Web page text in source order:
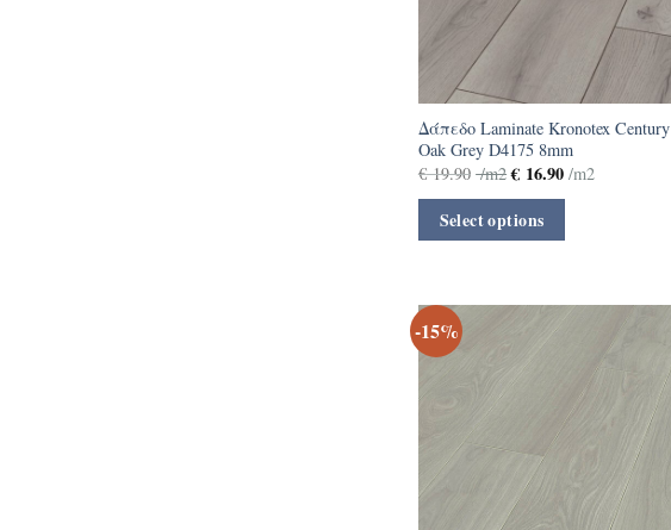
Δάπεδο Laminate Kronotex Century
Oak Grey D4175 8mm
€19.90 /m2 € 16.90 /m2
Select options
-15%